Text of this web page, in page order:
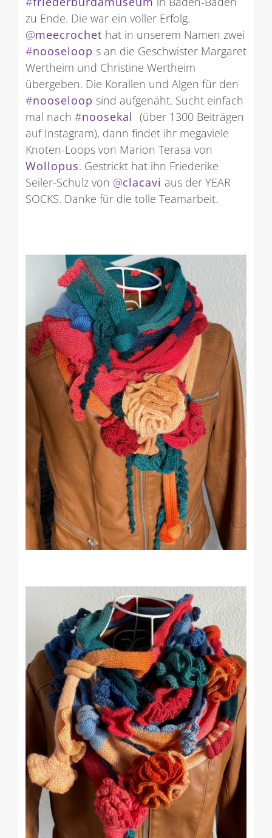
zu Ende. Die war ein voller Erfolg.
@meecrochet hat in unserem Namen zwei
#nooseloop s an die Geschwister Margaret
Wertheim und Christine Wertheim
übergeben. Die Korallen und Algen für den
#nooseloop sind aufgenäht. Sucht einfach
mal nach #noosekal (über 1300 Beiträgen
auf Instagram), dann findet ihr megaviele
Knoten-Loops von Marion Terasa von
Wollopus. Gestrickt hat ihn Friederike
Seiler-Schulz von @clacavi aus der YEAR
SOCKS. Danke für die tolle Teamarbeit.